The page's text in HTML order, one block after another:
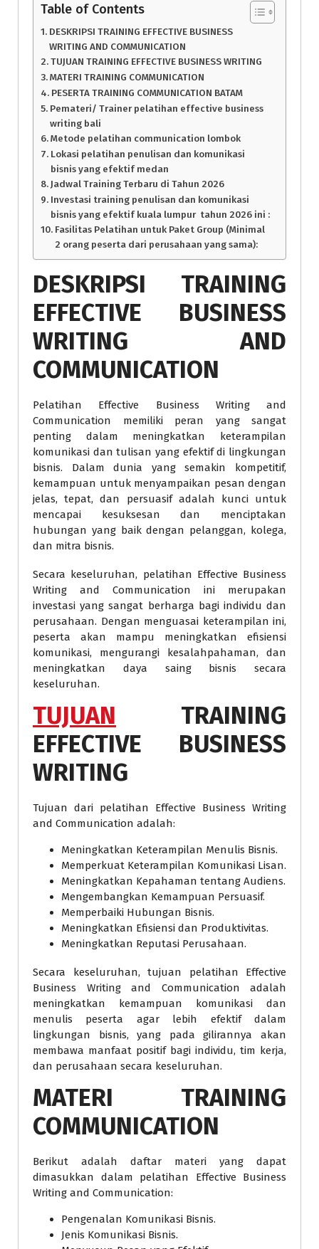
Table of Contents
DESKRIPSI TRAINING EFFECTIVE BUSINESS
WRITING AND COMMUNICATION
TUJUAN TRAINING EFFECTIVE BUSINESS WRITING
MATERI TRAINING COMMUNICATION
PESERTA TRAINING COMMUNICATION BATAM
Pemateri/ Trainer pelatihan effective business
writing bali
Metode pelatihan communication lombok
Lokasi pelatihan penulisan dan komunikasi
bisnis yang efektif medan
Jadwal Training Terbaru di Tahun 2026
Investasi training penulisan dan komunikasi
bisnis yang efektif kuala lumpur tahun 2026 ini :
Fasilitas Pelatihan untuk Paket Group (Minimal
2 orang peserta dari perusahaan yang sama):
DESKRIPSI TRAINING
EFFECTIVE BUSINESS
WRITING AND
COMMUNICATION
Pelatihan Effective Business Writing and
Communication memiliki peran yang sangat
penting dalam meningkatkan keterampilan
komunikasi dan tulisan yang efektif di lingkungan
bisnis. Dalam dunia yang semakin kompetitif,
kemampuan untuk menyampaikan pesan dengan
jelas, tepat, dan persuasif adalah kunci untuk
mencapai kesuksesan dan menciptakan
hubungan yang baik dengan pelanggan, kolega,
dan mitra bisnis.
Secara keseluruhan, pelatihan Effective Business
Writing and Communication ini merupakan
investasi yang sangat berharga bagi individu dan
perusahaan. Dengan menguasai keterampilan ini,
peserta akan mampu meningkatkan efisiensi
komunikasi, mengurangi kesalahpahaman, dan
meningkatkan daya saing bisnis secara
keseluruhan.
TUJUAN
TRAINING
EFFECTIVE BUSINESS
WRITING
Tujuan dari pelatihan Effective Business Writing
and Communication adalah:
Meningkatkan Keterampilan Menulis Bisnis.
Memperkuat Keterampilan Komunikasi Lisan.
Meningkatkan Kepahaman tentang Audiens.
Mengembangkan Kemampuan Persuasif.
Memperbaiki Hubungan Bisnis.
Meningkatkan Efisiensi dan Produktivitas.
Meningkatkan Reputasi Perusahaan.
Secara keseluruhan, tujuan pelatihan Effective
Business Writing and Communication adalah
meningkatkan kemampuan komunikasi dan
menulis peserta agar lebih efektif dalam
lingkungan bisnis, yang pada gilirannya akan
membawa manfaat positif bagi individu, tim kerja,
dan perusahaan secara keseluruhan.
MATERI TRAINING
COMMUNICATION
Berikut adalah daftar materi yang dapat
dimasukkan dalam pelatihan Effective Business
Writing and Communication:
Pengenalan Komunikasi Bisnis.
Jenis Komunikasi Bisnis.